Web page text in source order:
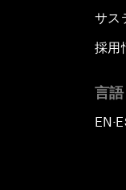
サス
採用
言語
EN ▪